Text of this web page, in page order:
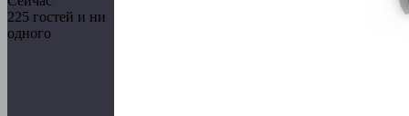
225 гостей и ни
одного